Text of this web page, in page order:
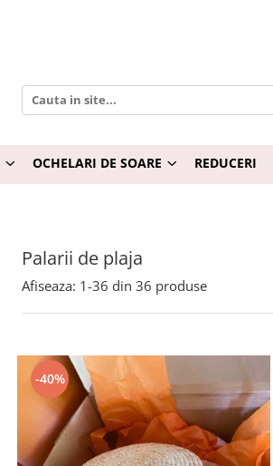
OCHELARI DE SOARE REDUCERI
Palarii de plaja
Afiseaza: 1-36 din 36 produse
-40%